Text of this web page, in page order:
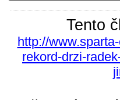
Tento
http://
rekord-drzi-